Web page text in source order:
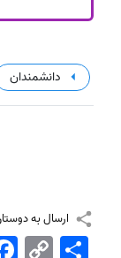
دانشمندان
ارسال به
Copy اشتراک